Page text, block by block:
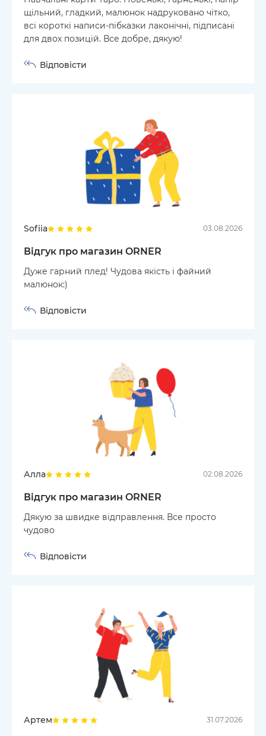
щільний, гладкий, малюнок надруковано чітко,
всі короткі написи-пібказки лаконічні, підписані
для двох позицій. Все добре, дякую!
Відповісти
Sofiia 03.08.2026
Відгук про магазин ORNER
Дуже гарний плед! Чудова якість і файний
малюнок:)
Відповісти
Алла 02.08.2026
Відгук про магазин ORNER
Дякую за швидке відправлення. Все просто
чудово
Відповісти
Артем 31.07.2026